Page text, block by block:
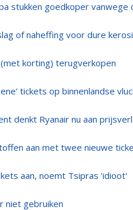
stukken goedkoper vanwege
of naheffing voor dure
korting) terugverkopen
tickets op binnenlandse
denkt Ryanair nu aan
aan met twee nieuwe
aan, noemt Tsipras 'idioot'
niet gebruiken